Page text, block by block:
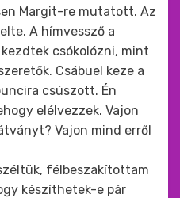
Margit-re mutatott. Az
A hímvessző a
csókolózni, mint
Csábuel keze a
csúszott. Én
elélvezzek. Vajon
Vajon mind erről
félbeszakítottam
készíthetek-e pár